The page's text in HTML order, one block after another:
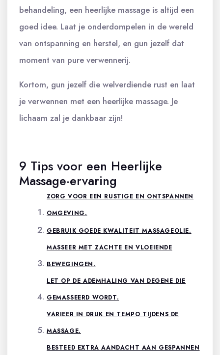
behandeling, een heerlijke massage is altijd een
goed idee. Laat je onderdompelen in de wereld
van ontspanning en herstel, en gun jezelf dat
moment van pure verwennerij.
Kortom, gun jezelf die welverdiende rust en laat
je verwennen met een heerlijke massage. Je
lichaam zal je dankbaar zijn!
9 Tips voor een Heerlijke
Massage-ervaring
ZORG VOOR EEN RUSTIGE EN ONTSPANNEN
OMGEVING.
GEBRUIK GOEDE KWALITEIT MASSAGEOLIE.
MASSEER MET ZACHTE EN VLOEIENDE
BEWEGINGEN.
LET OP DE ADEMHALING VAN DEGENE DIE
GEMASSEERD WORDT.
VARIEER IN DRUK EN TEMPO TIJDENS DE
MASSAGE.
BESTEED EXTRA AANDACHT AAN GESPANNEN